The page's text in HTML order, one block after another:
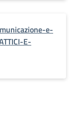
e-
E-